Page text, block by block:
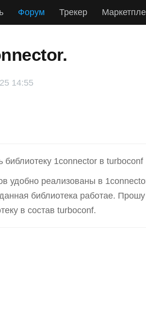
Форум Трекер
14:55
1connector в turboconf
удобно реализованы в
библиотека работае.
в состав turboconf.